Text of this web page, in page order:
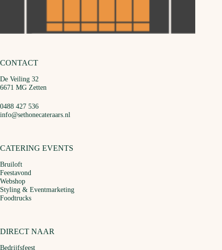
CONTACT
De Veiling 32
6671 MG Zetten
0488 427 536
info@sethonecateraars.nl
CATERING EVENTS
Bruiloft
Feestavond
Webshop
Styling & Eventmarketing
Foodtrucks
DIRECT NAAR
Bedrijfsfeest